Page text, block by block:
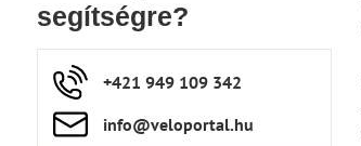
segítségre?
+421 949 109 342
info​​@veloportal​.hu